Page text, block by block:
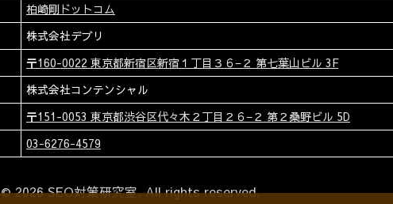
柏崎剛ドットコム
株式会社デブリ
〒160-0022 東京都新宿区新宿１丁目３６−２ 第七葉山ビル 3F
株式会社コンテンシャル
〒151-0053 東京都渋谷区代々木２丁目２６−２ 第２桑野ビル 5D
03-6276-4579
© 2026 SEO対策研究室. All rights reserved.